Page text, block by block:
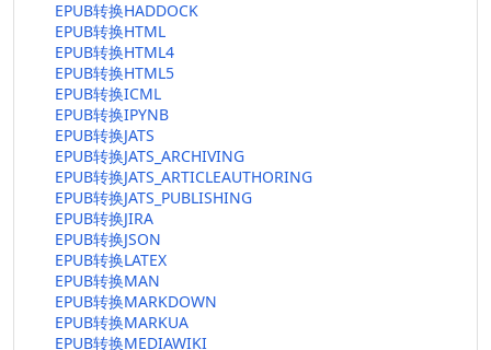
EPUB转换HADDOCK
EPUB转换HTML
EPUB转换HTML4
EPUB转换HTML5
EPUB转换ICML
EPUB转换IPYNB
EPUB转换JATS
EPUB转换JATS_ARCHIVING
EPUB转换JATS_ARTICLEAUTHORING
EPUB转换JATS_PUBLISHING
EPUB转换JIRA
EPUB转换JSON
EPUB转换LATEX
EPUB转换MAN
EPUB转换MARKDOWN
EPUB转换MARKUA
EPUB转换MEDIAWIKI